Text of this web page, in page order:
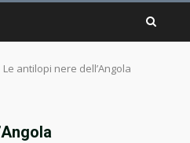
Le antilopi nere dell’Angola